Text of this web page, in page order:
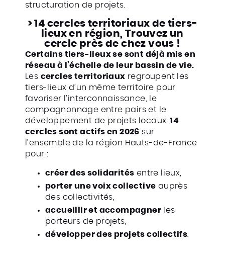
structuration de projets.
> 14 cercles territoriaux de tiers-
lieux en région, Trouvez un
cercle près de chez vous !
Certains tiers-lieux se sont déjà mis en
réseau à l’échelle de leur bassin de vie.
Les cercles territoriaux regroupent les
tiers-lieux d’un même territoire pour
favoriser l’interconnaissance, le
compagnonnage entre pairs et le
développement de projets locaux.14
cercles sont actifs en 2026 sur
l’ensemble de la région Hauts-de-France
pour :
créer des solidarités entre lieux,
porter une voix collective auprès
des collectivités,
accueillir et accompagner les
porteurs de projets,
développer des projets collectifs.